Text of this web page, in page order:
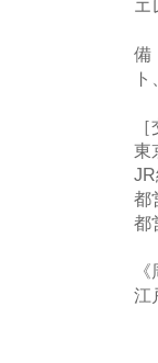
エ
備
東
都
都
江